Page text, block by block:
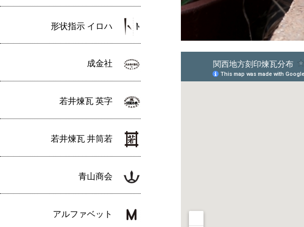
形状指示 イロハ
成金社
若井煉瓦 英字
若井煉瓦 井筒若
青山商会
アルファベット